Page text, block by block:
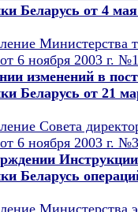
Беларусь от 4
Министерства
6 ноября 2003 г.
изменений в
Беларусь от 21
Совета
6 ноября 2003 г.
Инструкции
Беларусь
Министерства